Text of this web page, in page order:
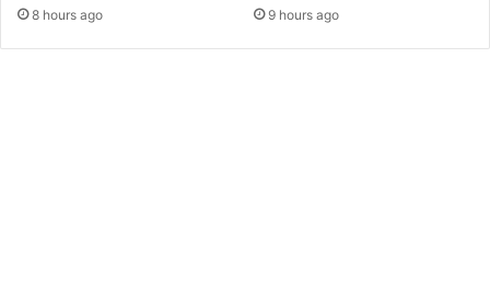
টে
সা
থে
8 hours ago 9 hours ago